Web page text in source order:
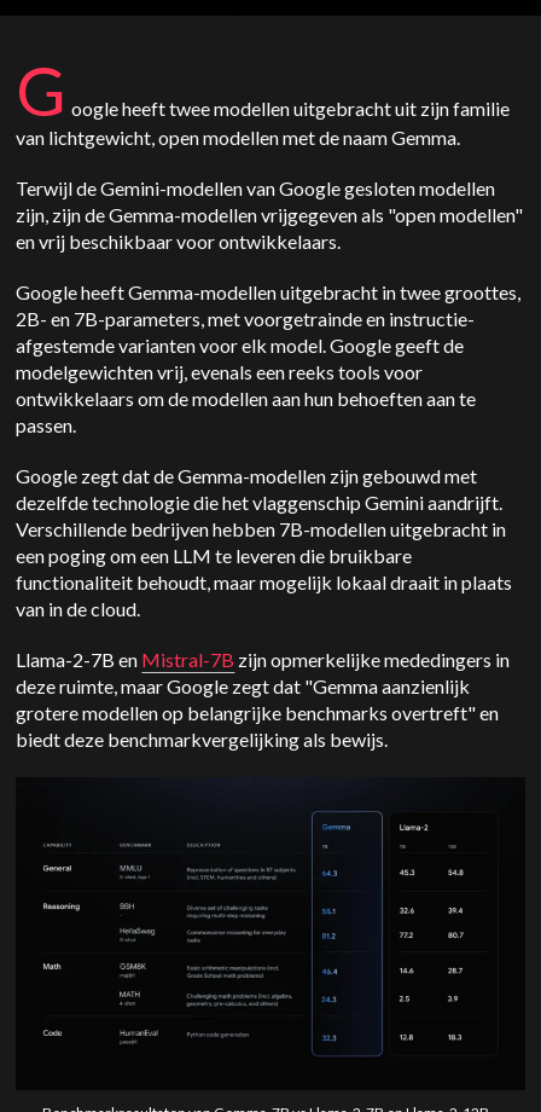
G oogle heeft twee modellen uitgebracht uit zijn familie
van lichtgewicht, open modellen met de naam Gemma.
Terwijl de Gemini-modellen van Google gesloten modellen
zijn, zijn de Gemma-modellen vrijgegeven als "open modellen"
en vrij beschikbaar voor ontwikkelaars.
Google heeft Gemma-modellen uitgebracht in twee groottes,
2B- en 7B-parameters, met voorgetrainde en instructie-
afgestemde varianten voor elk model. Google geeft de
modelgewichten vrij, evenals een reeks tools voor
ontwikkelaars om de modellen aan hun behoeften aan te
passen.
Google zegt dat de Gemma-modellen zijn gebouwd met
dezelfde technologie die het vlaggenschip Gemini aandrijft.
Verschillende bedrijven hebben 7B-modellen uitgebracht in
een poging om een LLM te leveren die bruikbare
functionaliteit behoudt, maar mogelijk lokaal draait in plaats
van in de cloud.
Llama-2-7B en Mistral-7B zijn opmerkelijke mededingers in
deze ruimte, maar Google zegt dat "Gemma aanzienlijk
grotere modellen op belangrijke benchmarks overtreft" en
biedt deze benchmarkvergelijking als bewijs.